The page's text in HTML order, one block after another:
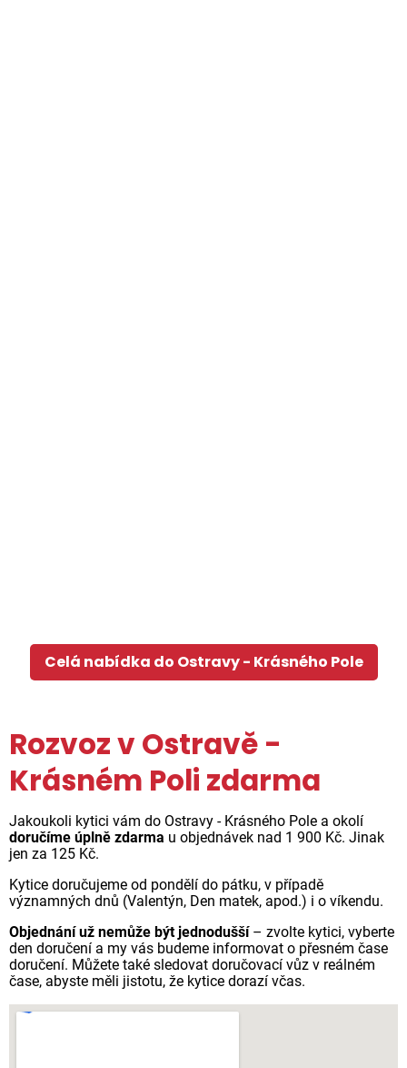
Celá nabídka do Ostravy - Krásného Pole
Rozvoz v Ostravě -
Krásném Poli zdarma
Jakoukoli kytici vám do Ostravy - Krásného Pole a okolí
doručíme úplně zdarma u objednávek nad 1 900 Kč. Jinak
jen za 125 Kč.
Kytice doručujeme od pondělí do pátku, v případě
významných dnů (Valentýn, Den matek, apod.) i o víkendu.
Objednání už nemůže být jednodušší– zvolte kytici, vyberte
den doručení a my vás budeme informovat o přesném čase
doručení. Můžete také sledovat doručovací vůz v reálném
čase, abyste měli jistotu, že kytice dorazí včas.